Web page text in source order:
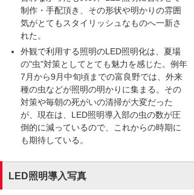
制作・手配頂き、その形状や明かりの雰囲
気がとてもスタイリッシュなものへ一新さ
れた。
外観で利用する照明のLED照明化は、夏場
の"虫"対策としてとても魅力を感じた。例年
7月から9月中旬頃までの富良野では、外来
種の虫などが照明の明かりに集まる。その
対策や毎朝の死がいの清掃が大変だった
が、現在は、LED照明導入部の虫の数が圧
倒的に減っているので、これからの時期に
も期待している。
LED照明導入写真